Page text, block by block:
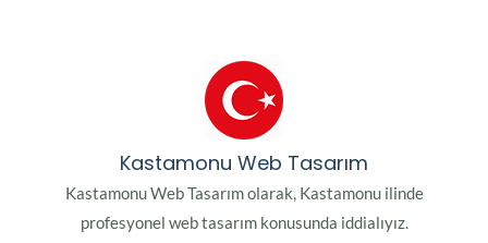
Kastamonu Web Tasarım
Kastamonu Web Tasarım olarak, Kastamonu ilinde
profesyonel web tasarım konusunda iddialıyız.